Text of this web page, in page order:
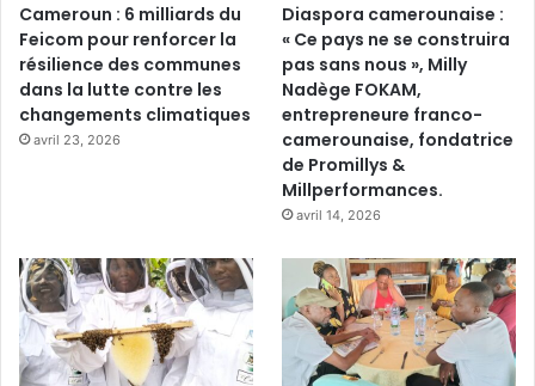
Cameroun : 6 milliards du
Feicom pour renforcer la
résilience des communes
dans la lutte contre les
changements climatiques
avril 23, 2026
Diaspora camerounaise :
« Ce pays ne se construira
pas sans nous », Milly
Nadège FOKAM,
entrepreneure franco-
camerounaise, fondatrice
de Promillys &
Millperformances.
avril 14, 2026